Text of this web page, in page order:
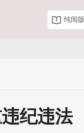
纯阅版
纪违法